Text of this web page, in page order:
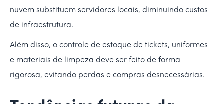
nuvem substituem servidores locais, diminuindo custos
de infraestrutura.
Além disso, o controle de estoque de tickets, uniformes
e materiais de limpeza deve ser feito de forma
rigorosa, evitando perdas e compras desnecessárias.